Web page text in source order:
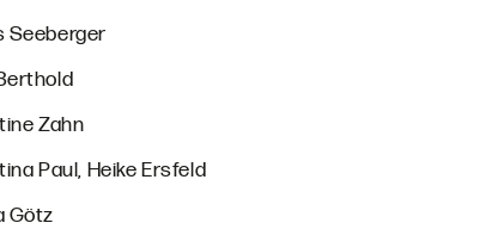
Seeberger
Zahn
Paul, Heike Ersfeld
Götz